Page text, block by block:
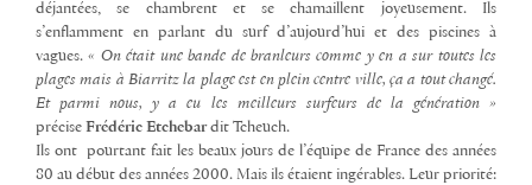
déjantées, se chambrent et se chamaillent joyeusement. Ils
s’enflamment en parlant du surf d’aujourd’hui et des piscines à
vagues.« On était une bande de branleurs comme y en a sur toutes les
plages mais à Biarritz la plage est en plein centre ville, ça a tout changé.
Et parmi nous, y a eu les meilleurs surfeurs de la génération »
précise Frédéric Etchebardit Tcheuch.
Ils ont pourtant fait les beaux jours de l’équipe de France des années
80 au début des années 2000. Mais ils étaient ingérables. Leur priorité: